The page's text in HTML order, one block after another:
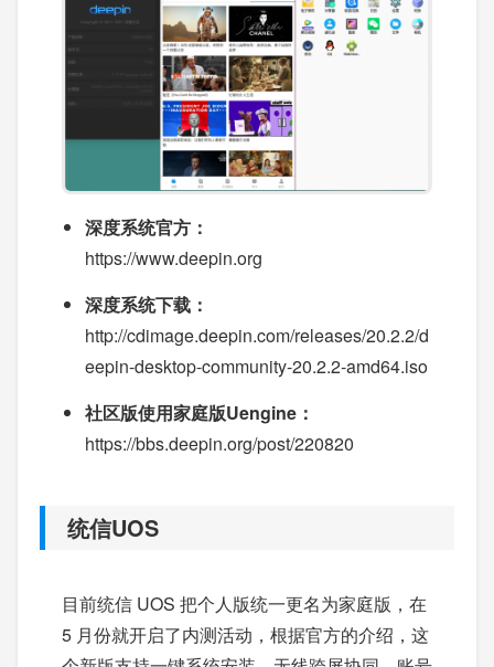
深度系统官方：
https://www.deepin.org
深度系统下载：
http://cdimage.deepin.com/releases/20.2.2/d
eepin-desktop-community-20.2.2-amd64.iso
社区版使用家庭版Uengine：
https://bbs.deepin.org/post/220820
统信UOS
目前统信 UOS 把个人版统一更名为家庭版，在
5 月份就开启了内测活动，根据官方的介绍，这